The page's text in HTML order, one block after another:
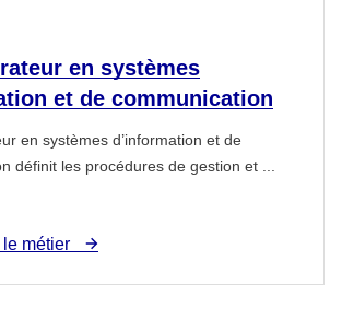
en systèmes
et de communication
en systèmes d’information et de
définit les procédures de gestion et ...
métier